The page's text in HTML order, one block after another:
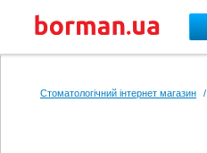
Стоматологічний інтернет магазин /